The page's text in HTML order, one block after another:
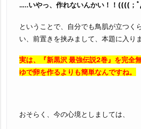
…..いやっ、作れないんかい！！((((
ということで、自分でも鳥肌が立つく
い、前置きを挟みまして、本題に入り
実は、『新黒沢 最強伝説2巻』を完全
ゆで卵を作るよりも簡単なんですね。
おそらく、今の心境としましては、